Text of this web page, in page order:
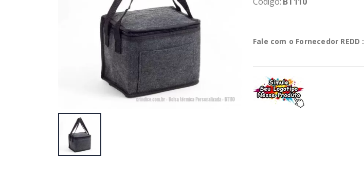
Fale com o Fornecedor REDD :